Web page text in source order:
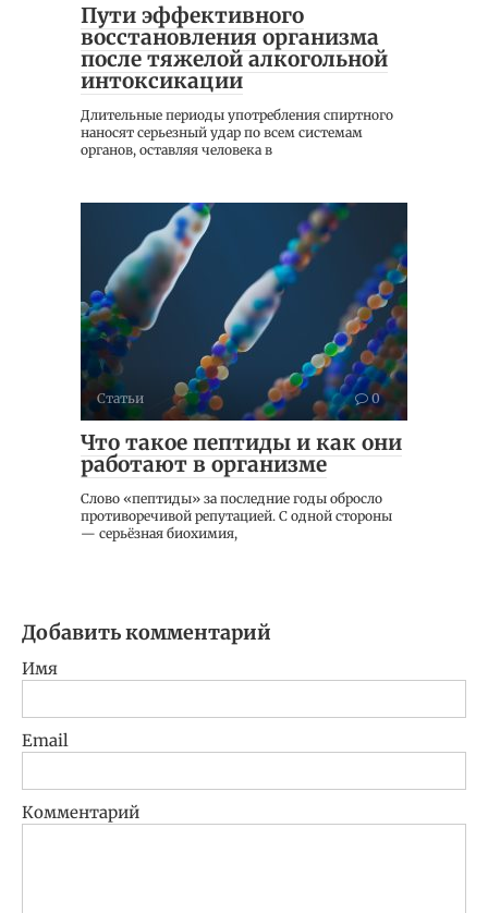
Пути эффективного
восстановления организма
после тяжелой алкогольной
интоксикации
Длительные периоды употребления спиртного
наносят серьезный удар по всем системам
органов, оставляя человека в
Статьи 0
Что такое пептиды и как они
работают в организме
Слово «пептиды» за последние годы обросло
противоречивой репутацией. С одной стороны
— серьёзная биохимия,
Добавить комментарий
Имя
Email
Комментарий